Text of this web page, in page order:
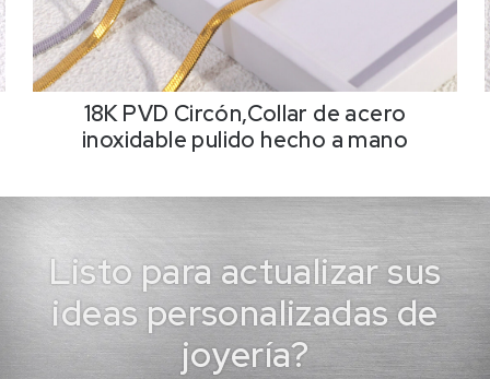
18K PVD Circón,Collar de acero
inoxidable pulido hecho a mano
Listo para actualizar sus
ideas personalizadas de
joyería?